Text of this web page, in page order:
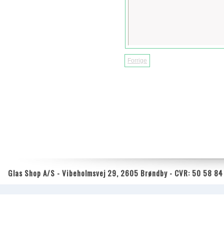
Forrige
Glas Shop A/S - Vibeholmsvej 29, 2605 Brøndby - CVR: 50 58